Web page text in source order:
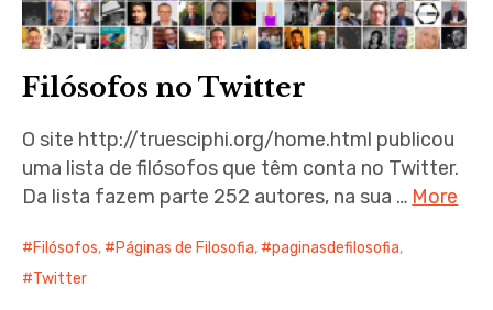
Filósofos no Twitter
O site http://truesciphi.org/home.html publicou
uma lista de filósofos que têm conta no Twitter.
Da lista fazem parte 252 autores, na sua … More
Filósofos, Páginas de Filosofia, paginasdefilosofia,
Twitter